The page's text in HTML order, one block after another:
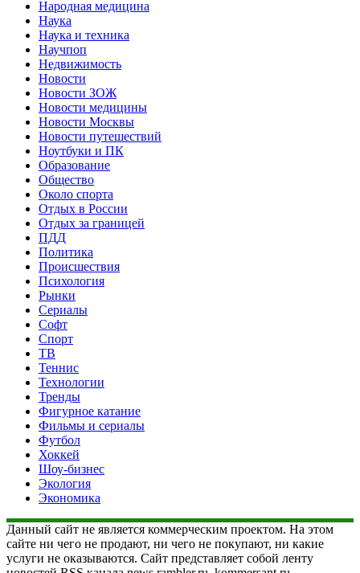
Народная медицина
Наука
Наука и техника
Научпоп
Недвижимость
Новости
Новости ЗОЖ
Новости медицины
Новости Москвы
Новости путешествий
Ноутбуки и ПК
Образование
Общество
Около спорта
Отдых в России
Отдых за границей
ПДД
Политика
Происшествия
Психология
Рынки
Сериалы
Софт
Спорт
ТВ
Теннис
Технологии
Тренды
Фигурное катание
Фильмы и сериалы
Футбол
Хоккей
Шоу-бизнес
Экология
Экономика
Данный сайт не является коммерческим проектом. На этом
сайте ни чего не продают, ни чего не покупают, ни какие
услуги не оказываются. Сайт представляет собой ленту